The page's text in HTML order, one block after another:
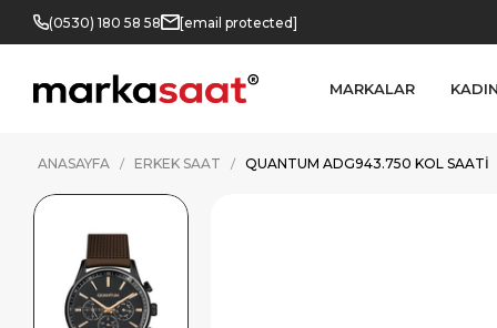
(0530) 180 58 58 [email protected]
MARKALAR
ANASAYFA ERKEK SAAT QUANTUM ADG943.750 KOL SAATI